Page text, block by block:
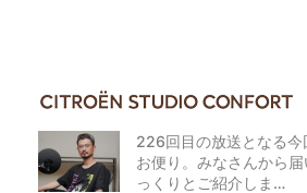
226回目の放送となる今
お便り。みなさんから
っくりとご紹介しま…